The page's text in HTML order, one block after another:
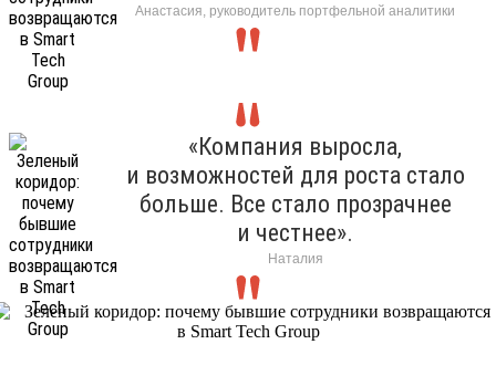
Анастасия, руководитель портфельной аналитики
«Компания выросла,
и возможностей для роста стало
больше. Все стало прозрачнее
и честнее».
Наталия